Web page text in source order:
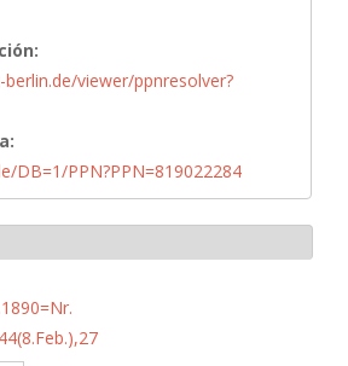
viewer/ppnresolver?
DB=1/PPN?PPN=819022284